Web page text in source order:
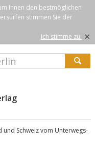
Ihnen den bestmöglichen
stimmen Sie der
Ich stimme zu. ×
Schweiz vom Unterwegs-